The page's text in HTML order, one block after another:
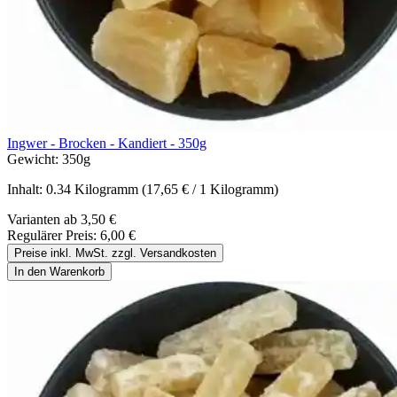
Ingwer - Brocken - Kandiert - 350g
Gewicht: 350g
Inhalt: 0.34 Kilogramm (17,65 € / 1 Kilogramm)
Varianten ab 3,50 €
Regulärer Preis: 6,00 €
Preise inkl. MwSt. zzgl. Versandkosten
In den Warenkorb